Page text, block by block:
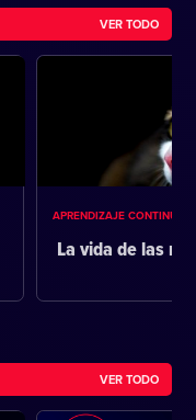
VER TODO
APRENDIZAJE CONTINUO
La vida de las
VER TODO